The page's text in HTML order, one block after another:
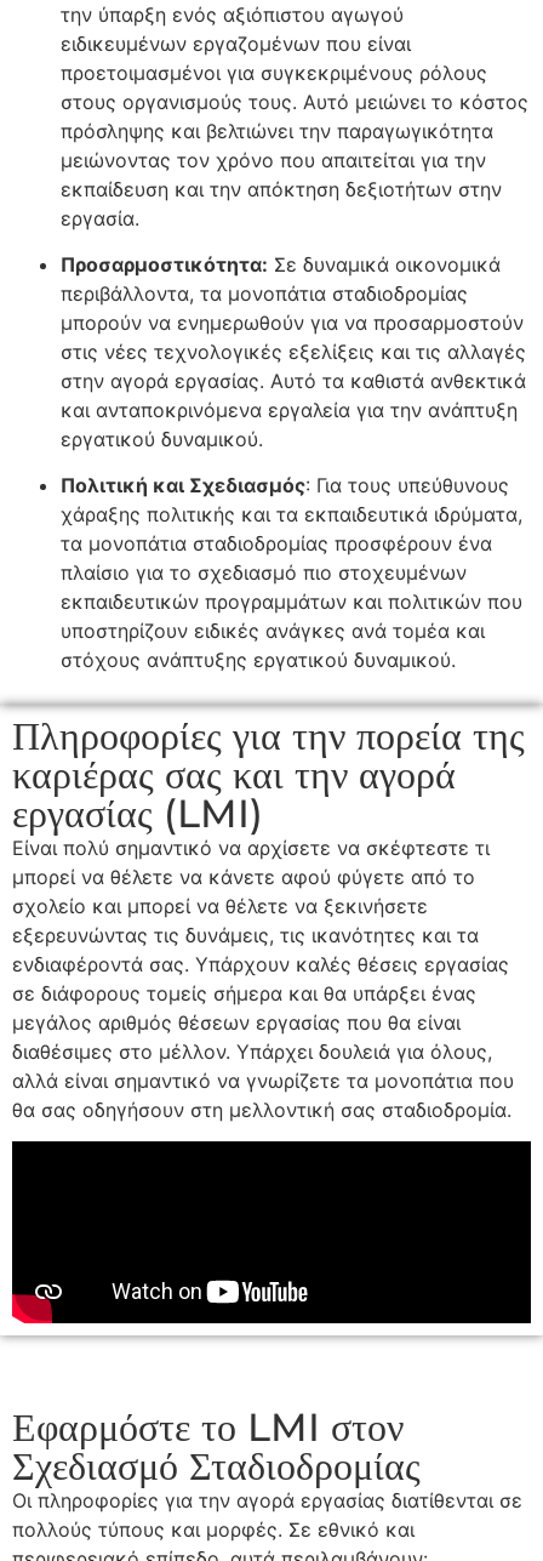
την ύπαρξη ενός αξιόπιστου αγωγού
ειδικευμένων εργαζομένων που είναι
προετοιμασμένοι για συγκεκριμένους ρόλους
στους οργανισμούς τους. Αυτό μειώνει το κόστος
πρόσληψης και βελτιώνει την παραγωγικότητα
μειώνοντας τον χρόνο που απαιτείται για την
εκπαίδευση και την απόκτηση δεξιοτήτων στην
εργασία.
Προσαρμοστικότητα: Σε δυναμικά οικονομικά
περιβάλλοντα, τα μονοπάτια σταδιοδρομίας
μπορούν να ενημερωθούν για να προσαρμοστούν
στις νέες τεχνολογικές εξελίξεις και τις αλλαγές
στην αγορά εργασίας. Αυτό τα καθιστά ανθεκτικά
και ανταποκρινόμενα εργαλεία για την ανάπτυξη
εργατικού δυναμικού.
Πολιτική και Σχεδιασμός: Για τους υπεύθυνους
χάραξης πολιτικής και τα εκπαιδευτικά ιδρύματα,
τα μονοπάτια σταδιοδρομίας προσφέρουν ένα
πλαίσιο για το σχεδιασμό πιο στοχευμένων
εκπαιδευτικών προγραμμάτων και πολιτικών που
υποστηρίζουν ειδικές ανάγκες ανά τομέα και
στόχους ανάπτυξης εργατικού δυναμικού.
Πληροφορίες για την πορεία της
καριέρας σας και την αγορά
εργασίας (LMI)
Είναι πολύ σημαντικό να αρχίσετε να σκέφτεστε τι
μπορεί να θέλετε να κάνετε αφού φύγετε από το
σχολείο και μπορεί να θέλετε να ξεκινήσετε
εξερευνώντας τις δυνάμεις, τις ικανότητες και τα
ενδιαφέροντά σας. Υπάρχουν καλές θέσεις εργασίας
σε διάφορους τομείς σήμερα και θα υπάρξει ένας
μεγάλος αριθμός θέσεων εργασίας που θα είναι
διαθέσιμες στο μέλλον. Υπάρχει δουλειά για όλους,
αλλά είναι σημαντικό να γνωρίζετε τα μονοπάτια που
θα σας οδηγήσουν στη μελλοντική σας σταδιοδρομία.
Εφαρμόστε το LMI στον
Σχεδιασμό Σταδιοδρομίας
Οι πληροφορίες για την αγορά εργασίας διατίθενται σε
πολλούς τύπους και μορφές. Σε εθνικό και